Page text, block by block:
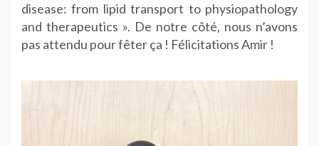
disease: from lipid transport to physiopathology
and therapeutics ». De notre côté, nous n’avons
pas attendu pour fêter ça ! Félicitations Amir !